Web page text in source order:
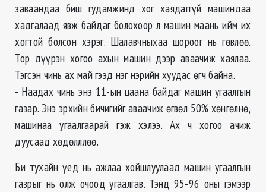
заваандаа биш гудамжинд хог хаядаггүй машиндаа
хадгалаад явж байдаг болохоор л машин маань ийм их
хогтой болсон хэрэг. Шалавчныхаа шороог нь гөвлөө.
Тор дүүрэн хогоо ахын машин дээр аваачиж хаялаа.
Тэгсэн чинь ах май гээд нэг нэрийн хуудас өгч байна.
- Наадах чинь энэ 11-ын цаана байдаг машин угаалгын
газар. Энэ эрхийн бичигийг аваачиж өгвөл 50% хөнгөлнө,
машинаа угаалгаарай гэж хэлээ. Ах ч хогоо ачиж
дуусаад хөдөлллөө.
Би тухайн үед нь ажлаа хойшлуулаад машин угаалгын
газрыг нь олж очоод угаалгав. Тэнд 95-96 оны гэмээр